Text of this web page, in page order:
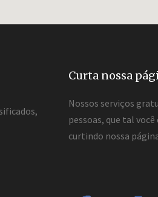
Curta nossa
Nossos serviços
pessoas, que tal
curtindo nossa